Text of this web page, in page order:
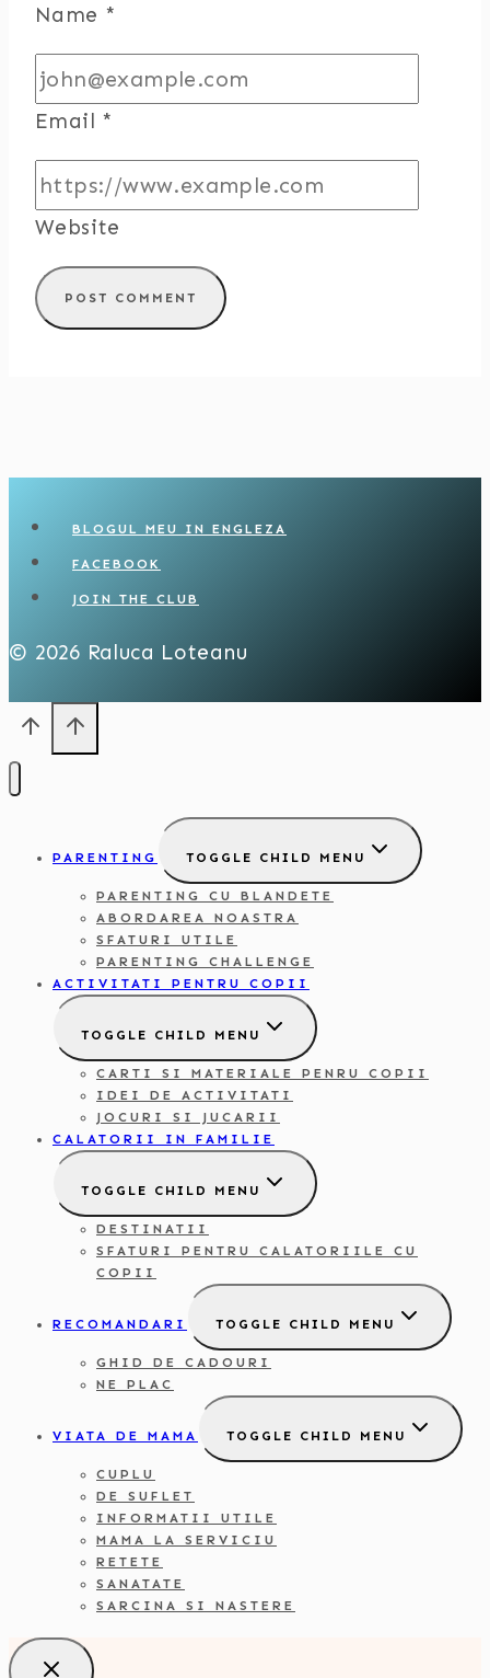
Name *
Email *
Website
BLOGUL MEU IN ENGLEZA
FACEBOOK
JOIN THE CLUB
© 2026 Raluca Loteanu
PARENTING TOGGLE CHILD MENU
PARENTING CU BLANDETE
ABORDAREA NOASTRA
SFATURI UTILE
PARENTING CHALLENGE
ACTIVITATI PENTRU COPII
TOGGLE CHILD MENU
CARTI SI MATERIALE PENRU COPII
IDEI DE ACTIVITATI
JOCURI SI JUCARII
CALATORII IN FAMILIE
TOGGLE CHILD MENU
DESTINATII
SFATURI PENTRU CALATORIILE CU
COPII
RECOMANDARI TOGGLE CHILD MENU
GHID DE CADOURI
NE PLAC
VIATA DE MAMA TOGGLE CHILD MENU
CUPLU
DE SUFLET
INFORMATII UTILE
MAMA LA SERVICIU
RETETE
SANATATE
SARCINA SI NASTERE